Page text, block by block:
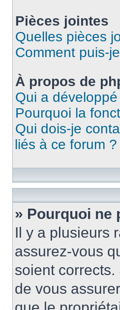
Pièces jointes
Quelles pièces
Comment puis-
À propos de
Qui a
Pourquoi la
Qui dois-je
liés à ce forum ?
» Pourquoi ne
Il y a plusieurs
assurez-vous
soient corrects.
de vous